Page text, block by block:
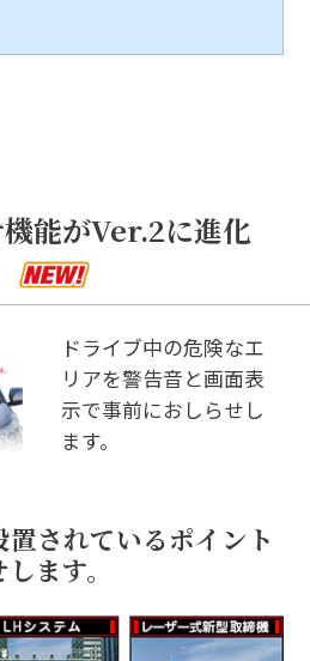
能がVer.2に進化
ドライブ中の危険なエ
リアを警告音と画面表
示で事前におしらせし
ます。
されているポイント
ます。